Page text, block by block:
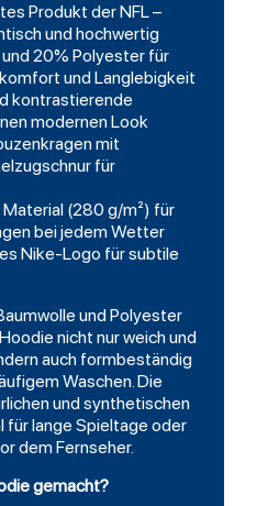
Produkt der NFL –
und hochwertig
20% Polyester für
und Langlebigkeit
kontrastierende
modernen Look
mit
für
(280 g/m²) für
bei jedem Wetter
Nike-Logo für subtile
und Polyester
nicht nur weich und
auch formbeständig
Waschen. Die
und synthetischen
für lange Spieltage oder
dem Fernseher.
gemacht?